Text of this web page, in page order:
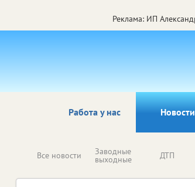
Реклама: ИП
Работа у нас Новости
Все новости Заводные
выходные ДТП